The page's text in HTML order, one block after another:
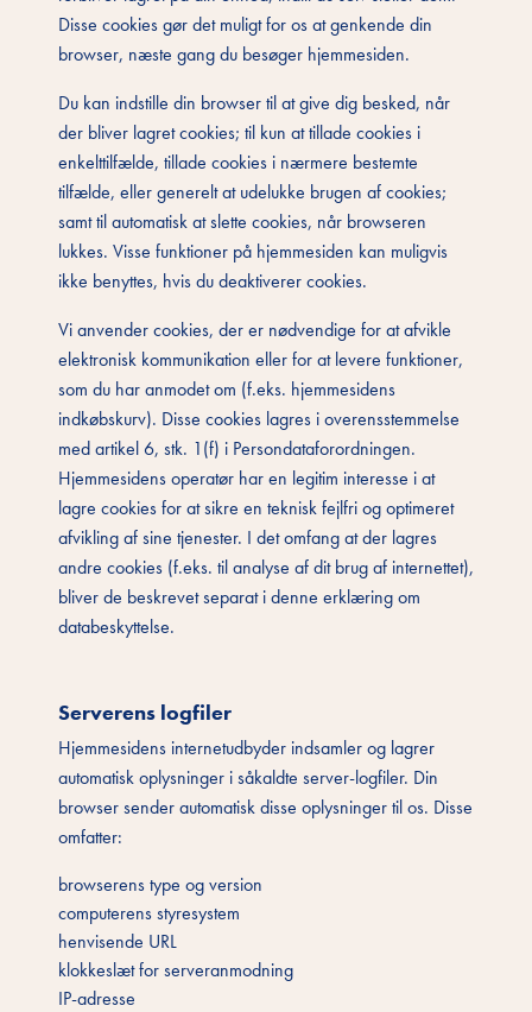
Disse cookies gør det muligt for os at genkende din
browser, næste gang du besøger hjemmesiden.
Du kan indstille din browser til at give dig besked, når
der bliver lagret cookies; til kun at tillade cookies i
enkelttilfælde, tillade cookies i nærmere bestemte
tilfælde, eller generelt at udelukke brugen af cookies;
samt til automatisk at slette cookies, når browseren
lukkes. Visse funktioner på hjemmesiden kan muligvis
ikke benyttes, hvis du deaktiverer cookies.
Vi anvender cookies, der er nødvendige for at afvikle
elektronisk kommunikation eller for at levere funktioner,
som du har anmodet om (f.eks. hjemmesidens
indkøbskurv). Disse cookies lagres i overensstemmelse
med artikel 6, stk. 1(f) i Persondataforordningen.
Hjemmesidens operatør har en legitim interesse i at
lagre cookies for at sikre en teknisk fejlfri og optimeret
afvikling af sine tjenester. I det omfang at der lagres
andre cookies (f.eks. til analyse af dit brug af internettet),
bliver de beskrevet separat i denne erklæring om
databeskyttelse.
Serverens logfiler
Hjemmesidens internetudbyder indsamler og lagrer
automatisk oplysninger i såkaldte server-logfiler. Din
browser sender automatisk disse oplysninger til os. Disse
omfatter:
browserens type og version
computerens styresystem
henvisende URL
klokkeslæt for serveranmodning
IP-adresse